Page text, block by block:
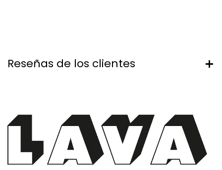
Reseñas de los clientes